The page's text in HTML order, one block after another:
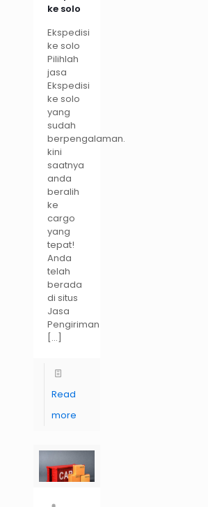
ke solo
Ekspedisi
ke solo
Pilihlah
jasa
Ekspedisi
ke solo
yang
sudah
berpengalaman.
kini
saatnya
anda
beralih
ke
cargo
yang
tepat!
Anda
telah
berada
di situs
Jasa
Pengiriman
[…]
Read
more